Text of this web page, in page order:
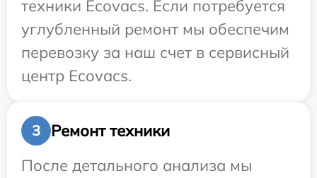
техники Ecovacs. Если потребуется
углубленный ремонт мы обеспечим
перевозку за наш счет в сервисный
центр Ecovacs.
3
Ремонт техники
После детального анализа мы